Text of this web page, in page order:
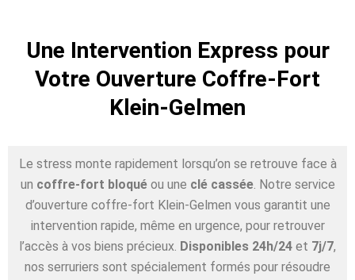
Une Intervention Express pour
Votre Ouverture Coffre-Fort
Klein-Gelmen
Le stress monte rapidement lorsqu’on se retrouve face à
un coffre-fort bloquéou une clé cassée. Notre service
d’ouverture coffre-fort Klein-Gelmen vous garantit une
intervention rapide, même en urgence, pour retrouver
l’accès à vos biens précieux. Disponibles 24h/24 et 7j/7,
nos serruriers sont spécialement formés pour résoudre